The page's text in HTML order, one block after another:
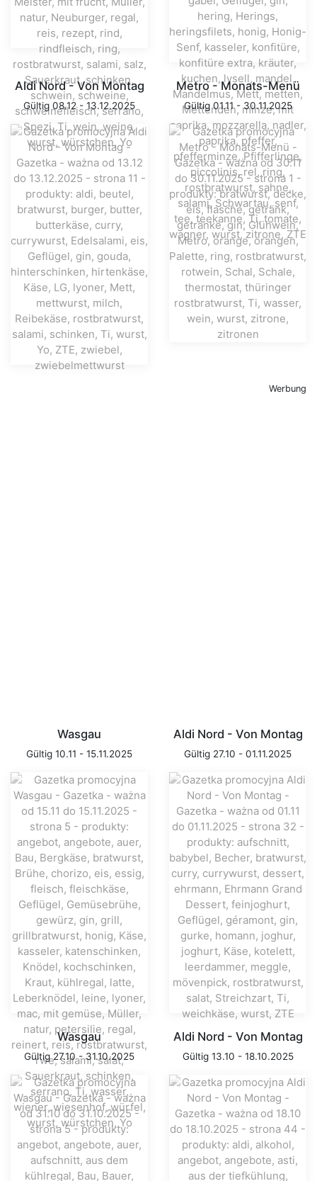
Aldi Nord - Von Montag
Gültig 08.12 - 13.12.2025
Metro - Monats-Menü
Gültig 01.11 - 30.11.2025
Werbung
Wasgau
Gültig 10.11 - 15.11.2025
Aldi Nord - Von Montag
Gültig 27.10 - 01.11.2025
Wasgau
Gültig 27.10 - 31.10.2025
Aldi Nord - Von Montag
Gültig 13.10 - 18.10.2025